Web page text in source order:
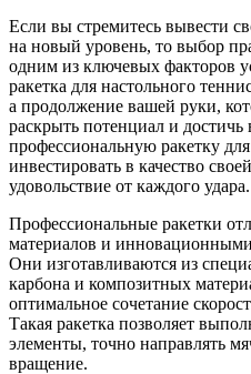
Если вы стремитесь вывести
на новый уровень, то выбор
одним из ключевых факторов
ракетка для настольного
а продолжение вашей руки,
раскрыть потенциал и достичь
профессиональную ракетку
инвестировать в качество
удовольствие от каждого удара.
Профессиональные ракетки
материалов и
Они изготавливаются из
карбона и композитных
оптимальное сочетание
Такая ракетка позволяет
элементы, точно направлять
вращение.